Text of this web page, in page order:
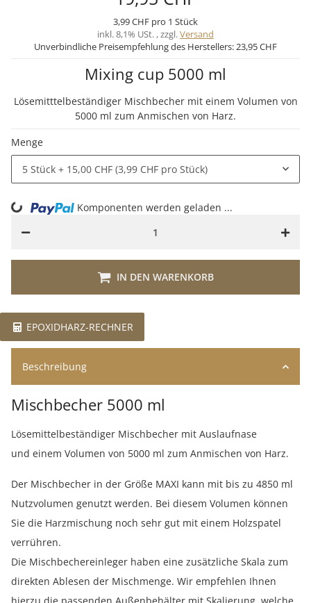
3,99 CHF pro 1 Stück
inkl. 8,1% USt. , zzgl.Versand
Unverbindliche Preisempfehlung des Herstellers:23,95 CHF
Mixing cup 5000 ml
Lösemitttelbeständiger Mischbecher mit einem Volumen von
5000 ml zum Anmischen von Harz.
Menge
5 Stück + 15,00 CHF (3,99 CHF pro Stück)
IN DEN WARENKORB
Loading... Komponenten werden geladen ...
EPOXIDHARZ-RECHNER
Beschreibung
Mischbecher 5000 ml
Lösemittelbeständiger Mischbecher mit Auslaufnase
und einem Volumen von 5000 ml zum Anmischen von Harz.
Der Mischbecher in der Größe MAXI kann mit bis zu 4850 ml
Nutzvolumen genutzt werden. Bei diesem Volumen können
Sie die Harzmischung noch sehr gut mit einem Holzspatel
verrühren.
Die Mischbechereinleger haben eine zusätzliche Skala zum
direkten Ablesen der Mischmenge. Wir empfehlen Ihnen